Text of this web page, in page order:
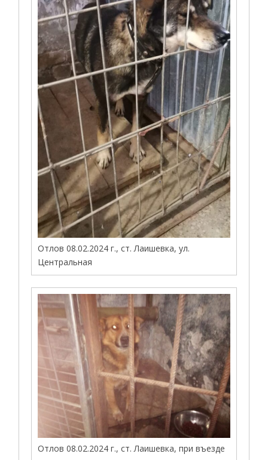
Отлов 08.02.2024 г., ст. Лаишевка, ул.
Центральная
Отлов 08.02.2024 г., ст. Лаишевка, при въезде